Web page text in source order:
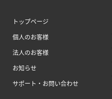
トップページ
個人のお客様
法人のお客様
お知らせ
サポート・お問い合わせ